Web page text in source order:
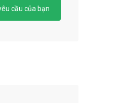
cầu của bạn